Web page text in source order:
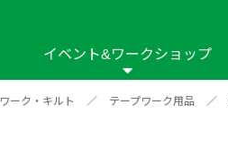
イベント&ワークショップ
ーク・キルト ／ テープワーク用品 ／